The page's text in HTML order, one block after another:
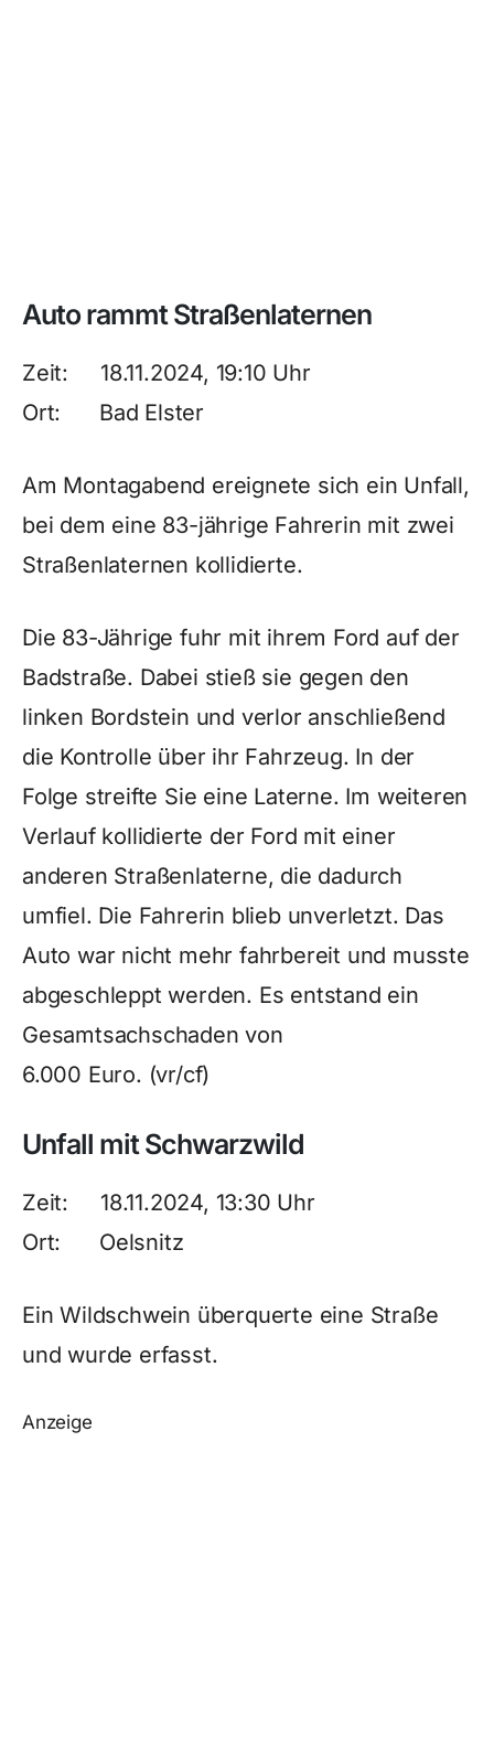
Auto rammt Straßenlaternen
Zeit: 18.11.2024, 19:10 Uhr
Ort: Bad Elster
Am Montagabend ereignete sich ein Unfall,
bei dem eine 83-jährige Fahrerin mit zwei
Straßenlaternen kollidierte.
Die 83-Jährige fuhr mit ihrem Ford auf der
Badstraße. Dabei stieß sie gegen den
linken Bordstein und verlor anschließend
die Kontrolle über ihr Fahrzeug. In der
Folge streifte Sie eine Laterne. Im weiteren
Verlauf kollidierte der Ford mit einer
anderen Straßenlaterne, die dadurch
umfiel. Die Fahrerin blieb unverletzt. Das
Auto war nicht mehr fahrbereit und musste
abgeschleppt werden. Es entstand ein
Gesamtsachschaden von
6.000 Euro. (vr/cf)
Unfall mit Schwarzwild
Zeit: 18.11.2024, 13:30 Uhr
Ort: Oelsnitz
Ein Wildschwein überquerte eine Straße
und wurde erfasst.
Anzeige